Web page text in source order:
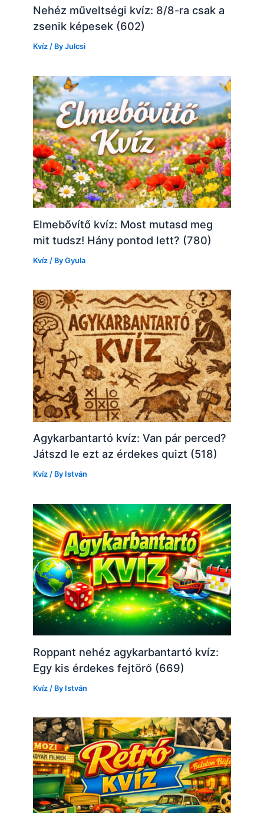
Nehéz műveltségi kvíz: 8/8-ra csak a
zsenik képesek (602)
Kvíz / ByJulcsi
Elmebővítő kvíz: Most mutasd meg
mit tudsz! Hány pontod lett? (780)
Kvíz / ByGyula
Agykarbantartó kvíz: Van pár perced?
Játszd le ezt az érdekes quizt (518)
Kvíz / By István
Roppant nehéz agykarbantartó kvíz:
Egy kis érdekes fejtörő (669)
Kvíz / By István